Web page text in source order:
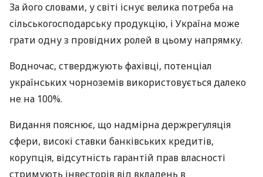
За його словами, у світі існує велика потреба на
сільськогосподарську продукцію, і Україна може
грати одну з провідних ролей в цьому напрямку.
Водночас, стверджують фахівці, потенціал
українських чорноземів використовується далеко
не на 100%.
Видання пояснює, що надмірна держрегуляція
сфери, високі ставки банківських кредитів,
корупція, відсутність гарантій прав власності
стримують інвесторів від вкладень в